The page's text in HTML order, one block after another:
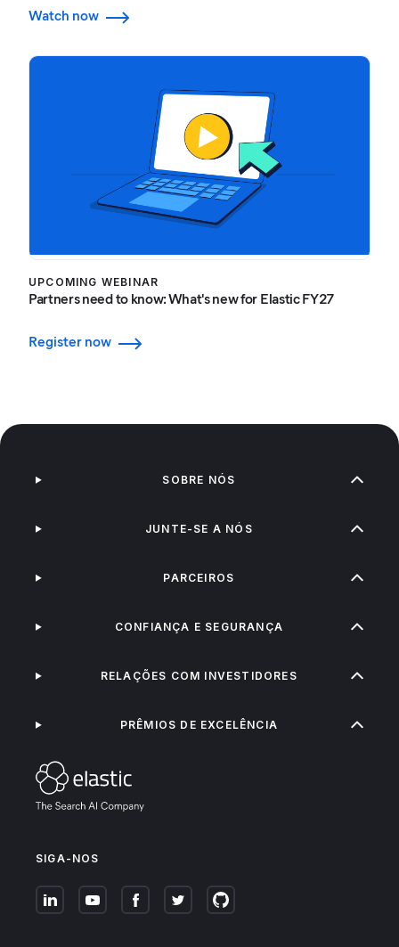
Watch now
UPCOMING WEBINAR
Partners need to know: What's new for Elastic FY27
Register now
SIGA-NOS
SOBRE NÓS
JUNTE-SE A NÓS
PARCEIROS
CONFIANÇA E SEGURANÇA
RELAÇÕES COM INVESTIDORES
PRÊMIOS DE EXCELÊNCIA